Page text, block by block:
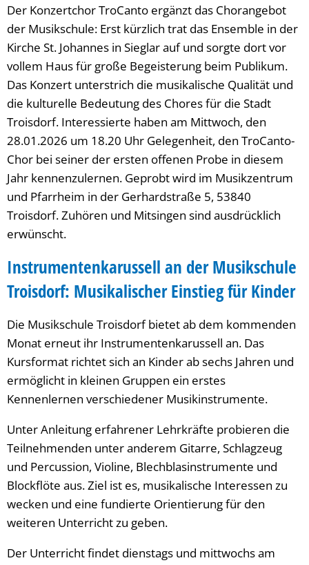
Der Konzertchor TroCanto ergänzt das Chorangebot
der Musikschule: Erst kürzlich trat das Ensemble in der
Kirche St. Johannes in Sieglar auf und sorgte dort vor
vollem Haus für große Begeisterung beim Publikum.
Das Konzert unterstrich die musikalische Qualität und
die kulturelle Bedeutung des Chores für die Stadt
Troisdorf. Interessierte haben am Mittwoch, den
28.01.2026 um 18.20 Uhr Gelegenheit, den TroCanto-
Chor bei seiner der ersten offenen Probe in diesem
Jahr kennenzulernen. Geprobt wird im Musikzentrum
und Pfarrheim in der Gerhardstraße 5, 53840
Troisdorf. Zuhören und Mitsingen sind ausdrücklich
erwünscht.
Instrumentenkarussell an der Musikschule
Troisdorf: Musikalischer Einstieg für Kinder
Die Musikschule Troisdorf bietet ab dem kommenden
Monat erneut ihr Instrumentenkarussell an. Das
Kursformat richtet sich an Kinder ab sechs Jahren und
ermöglicht in kleinen Gruppen ein erstes
Kennenlernen verschiedener Musikinstrumente.
Unter Anleitung erfahrener Lehrkräfte probieren die
Teilnehmenden unter anderem Gitarre, Schlagzeug
und Percussion, Violine, Blechblasinstrumente und
Blockflöte aus. Ziel ist es, musikalische Interessen zu
wecken und eine fundierte Orientierung für den
weiteren Unterricht zu geben.
Der Unterricht findet dienstags und mittwochs am